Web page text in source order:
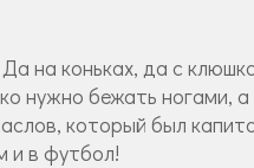
на коньках, да с
нужно бежать ногами,
который был
и в футбол!